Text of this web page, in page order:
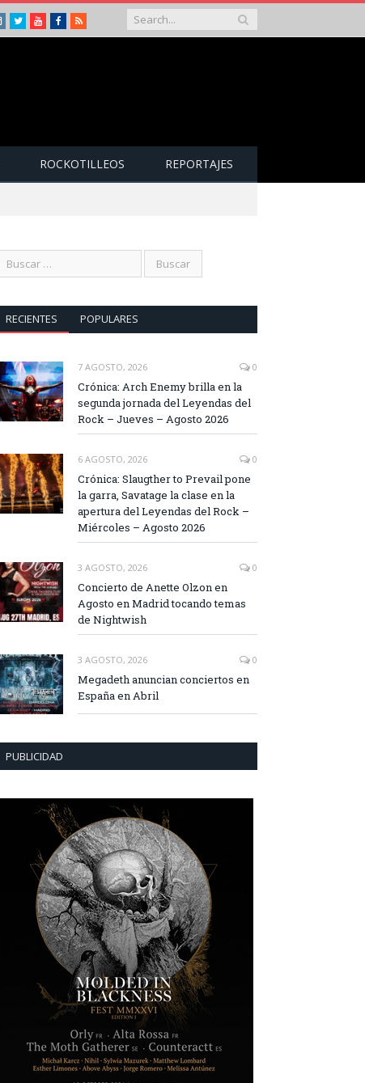
Instagram
TwitterYoutubeFacebook
RSS
ROCKOTILLEOS REPORTAJES
RECIENTES POPULARES
7 AGOSTO, 2026 0
Crónica: Arch Enemy brilla en la
segunda jornada del Leyendas del
Rock – Jueves – Agosto 2026
6 AGOSTO, 2026 0
Crónica: Slaugther to Prevail pone
la garra, Savatage la clase en la
apertura del Leyendas del Rock –
Miércoles – Agosto 2026
3 AGOSTO, 2026 0
Concierto de Anette Olzon en
Agosto en Madrid tocando temas
de Nightwish
3 AGOSTO, 2026 0
Megadeth anuncian conciertos en
España en Abril
PUBLICIDAD